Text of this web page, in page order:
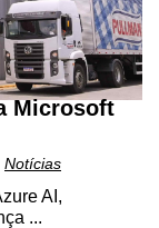
Microsoft
Notícias
AI,
...